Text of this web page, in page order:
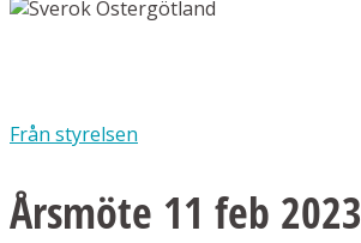
Från styrelsen
Årsmöte 11 feb 2023